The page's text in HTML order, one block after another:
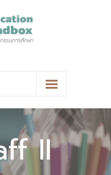
นการแลกเปลี่ยนข้อมูล
II